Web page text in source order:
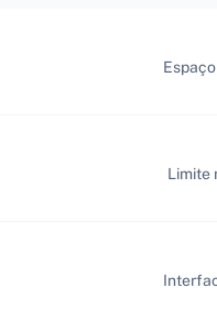
Limite